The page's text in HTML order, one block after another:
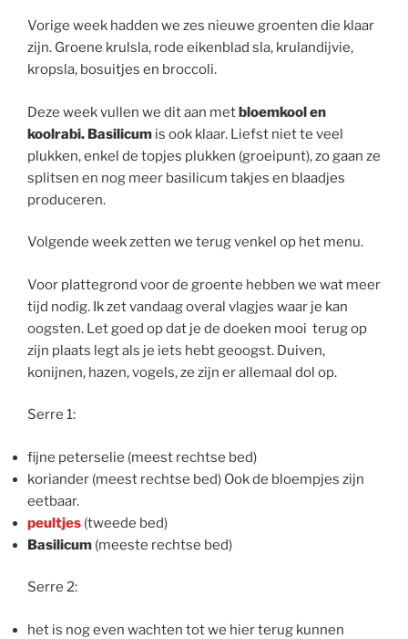
Vorige week hadden we zes nieuwe groenten die klaar
zijn. Groene krulsla, rode eikenblad sla, krulandijvie,
kropsla, bosuitjes en broccoli.
Deze week vullen we dit aan metbloemkool en
koolrabi. Basilicum is ook klaar. Liefst niet te veel
plukken, enkel de topjes plukken (groeipunt), zo gaan ze
splitsen en nog meer basilicum takjes en blaadjes
produceren.
Volgende week zetten we terug venkel op het menu.
Voor plattegrond voor de groente hebben we wat meer
tijd nodig. Ik zet vandaag overal vlagjes waar je kan
oogsten. Let goed op dat je de doeken mooi terug op
zijn plaats legt als je iets hebt geoogst. Duiven,
konijnen, hazen, vogels, ze zijn er allemaal dol op.
Serre 1:
fijne peterselie (meest rechtse bed)
koriander (meest rechtse bed) Ook de bloempjes zijn
eetbaar.
peultjes (tweede bed)
Basilicum (meeste rechtse bed)
Serre 2:
het is nog even wachten tot we hier terug kunnen